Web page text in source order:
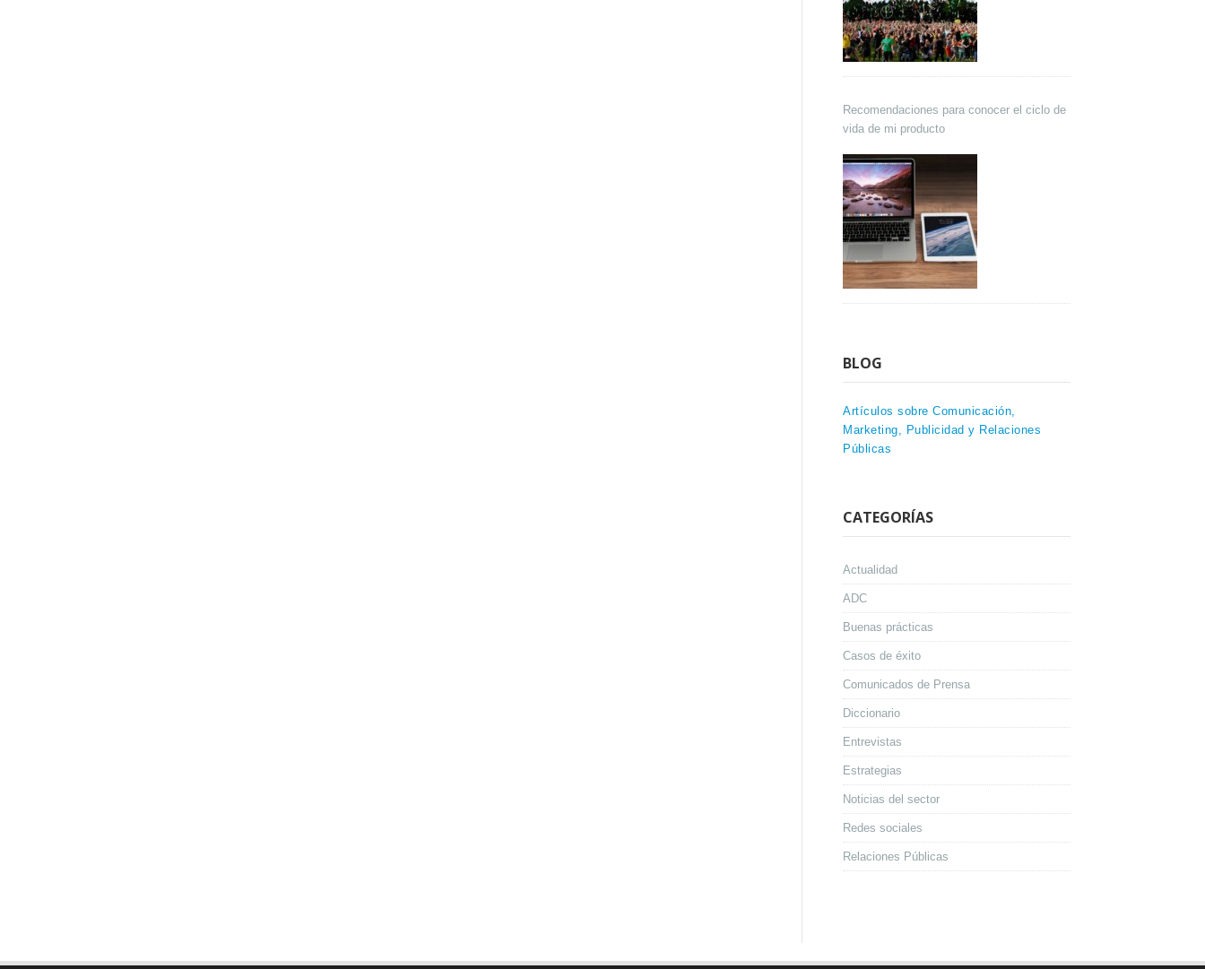
Recomendaciones para conocer el ciclo de
vida de mi producto
BLOG
Artículos sobre Comunicación,
Marketing, Publicidad y Relaciones
Públicas
CATEGORÍAS
Actualidad
ADC
Buenas prácticas
Casos de éxito
Comunicados de Prensa
Diccionario
Entrevistas
Estrategias
Noticias del sector
Redes sociales
Relaciones Públicas